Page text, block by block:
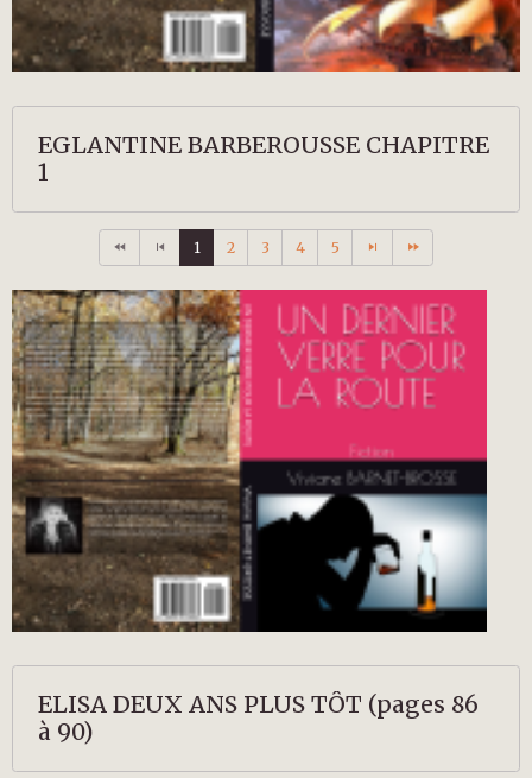
EGLANTINE BARBEROUSSE CHAPITRE
1
1 2 3 4 5
ELISA DEUX ANS PLUS TÔT (pages 86
à 90)